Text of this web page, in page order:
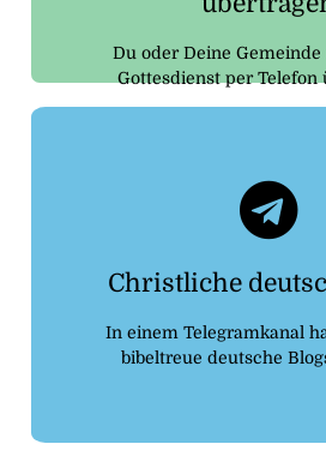
Du oder Deine
Gottesdienst per Telefon
Christliche
In einem Telegramkanal
bibeltreue deutsche
Christliche
Klicke auf den Button um
kommen
Telegram